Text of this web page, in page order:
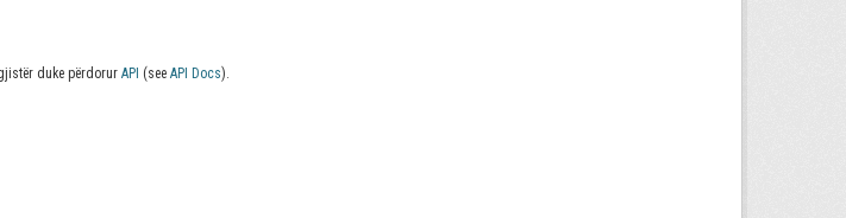
duke përdorur API (see API Docs).